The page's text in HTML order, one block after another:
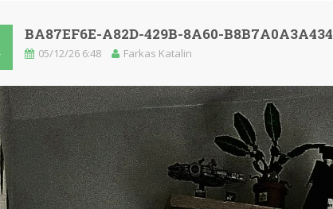
BA87EF6E-A82D-429B-8A60-B8B7A0A3A434
05/12/26 6:48 Farkas Katalin